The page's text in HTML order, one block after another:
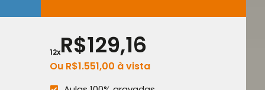
12xR$129,16
Ou R$1.551,00 à vista